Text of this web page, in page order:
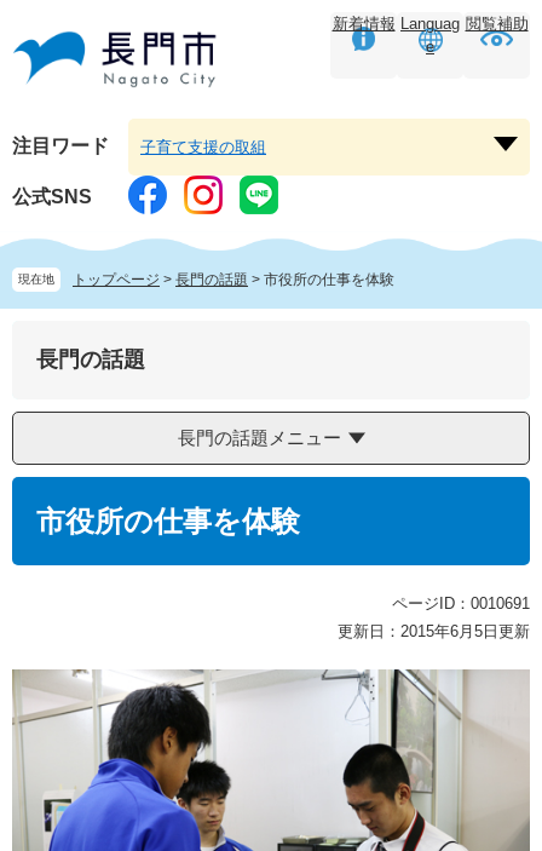
頭
す。
飛
し
本
文
へ
新着情報 Languag
e
閲覧補助
注目ワード
ー
子育て支援の取組
公式SNS
現在地 トップページ > 長門の話題 > 市役所の仕事を体験
長門の話題
長門の話題メニュー
市役所の仕事を体験
ページID：0010691
更新日：2015年6月5日更新